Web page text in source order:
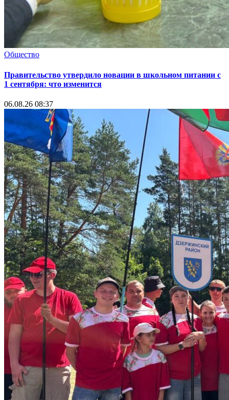
Общество
Правительство утвердило новации в школьном питании с
1 сентября: что изменится
06.08.26 08:37